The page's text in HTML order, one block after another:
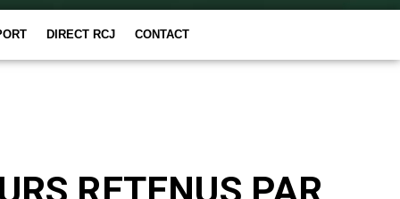
DIRECT RCJ CONTACT
RETENUS PAR